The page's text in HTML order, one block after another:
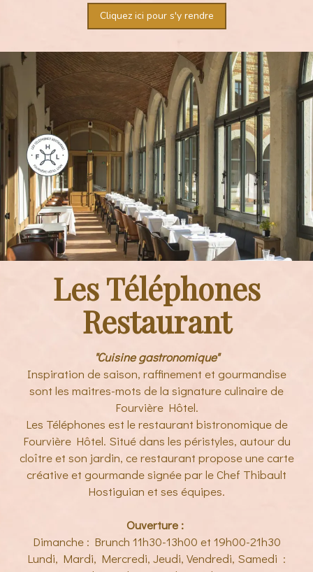
Cliquez ici pour s'y rendre
Les Téléphones
Restaurant
"Cuisine gastronomique"
Inspiration de saison, raffinement et gourmandise
sont les maitres-mots de la signature culinaire de
Fourvière Hôtel.
Les Téléphones est le restaurant bistronomique de
Fourvière Hôtel. Situé dans les péristyles, autour du
cloître et son jardin, ce restaurant propose une carte
créative et gourmande signée par le Chef Thibault
Hostiguian et ses équipes.
Ouverture :
Dimanche : Brunch 11h30-13h00 et 19h00-21h30
Lundi, Mardi, Mercredi, Jeudi, Vendredi, Samedi :